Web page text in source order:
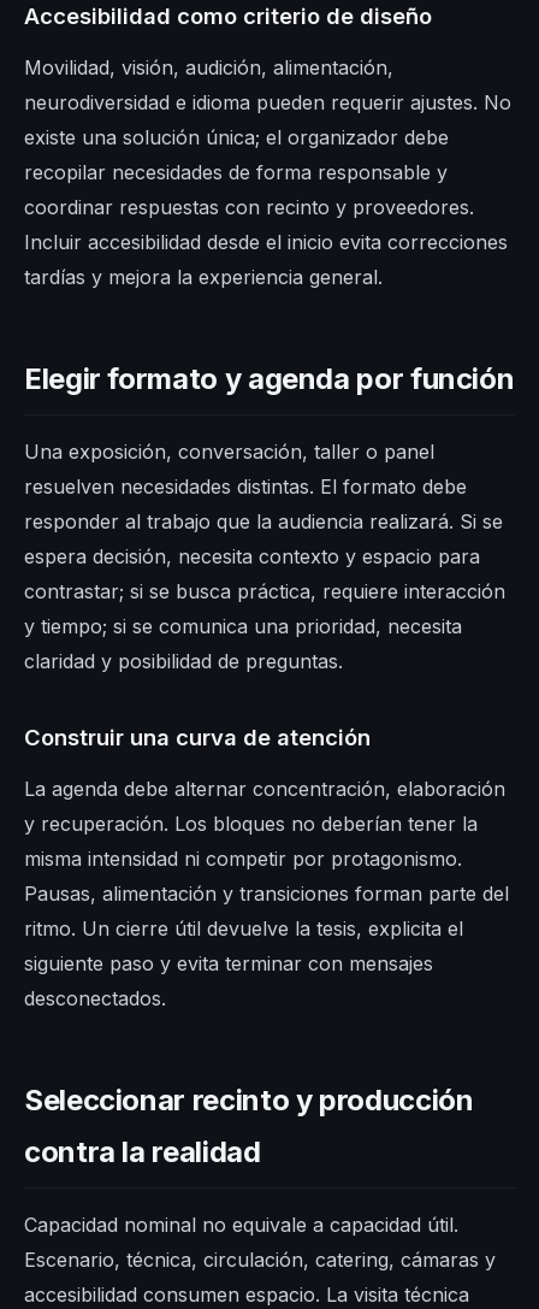
Accesibilidad como criterio de diseño
Movilidad, visión, audición, alimentación,
neurodiversidad e idioma pueden requerir ajustes. No
existe una solución única; el organizador debe
recopilar necesidades de forma responsable y
coordinar respuestas con recinto y proveedores.
Incluir accesibilidad desde el inicio evita correcciones
tardías y mejora la experiencia general.
Elegir formato y agenda por función
Una exposición, conversación, taller o panel
resuelven necesidades distintas. El formato debe
responder al trabajo que la audiencia realizará. Si se
espera decisión, necesita contexto y espacio para
contrastar; si se busca práctica, requiere interacción
y tiempo; si se comunica una prioridad, necesita
claridad y posibilidad de preguntas.
Construir una curva de atención
La agenda debe alternar concentración, elaboración
y recuperación. Los bloques no deberían tener la
misma intensidad ni competir por protagonismo.
Pausas, alimentación y transiciones forman parte del
ritmo. Un cierre útil devuelve la tesis, explicita el
siguiente paso y evita terminar con mensajes
desconectados.
Seleccionar recinto y producción
contra la realidad
Capacidad nominal no equivale a capacidad útil.
Escenario, técnica, circulación, catering, cámaras y
accesibilidad consumen espacio. La visita técnica